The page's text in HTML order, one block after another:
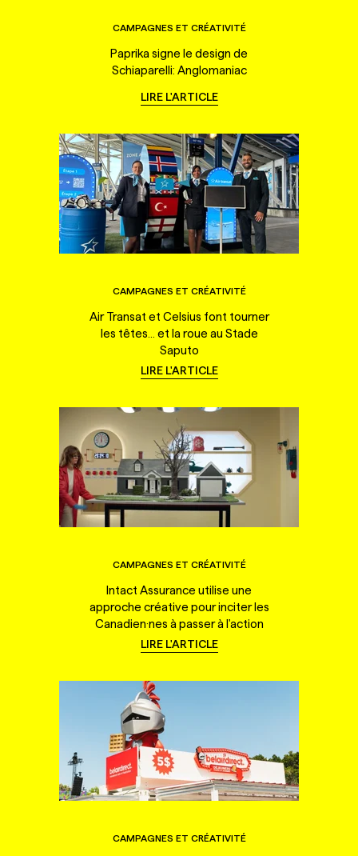
CAMPAGNES ET CRÉATIVITÉ
Paprika signe le design de
Schiaparelli: Anglomaniac
LIRE L'ARTICLE
CAMPAGNES ET CRÉATIVITÉ
Air Transat et Celsius font tourner
les têtes... et la roue au Stade
Saputo
LIRE L'ARTICLE
CAMPAGNES ET CRÉATIVITÉ
Intact Assurance utilise une
approche créative pour inciter les
Canadien·nes à passer à l'action
LIRE L'ARTICLE
CAMPAGNES ET CRÉATIVITÉ